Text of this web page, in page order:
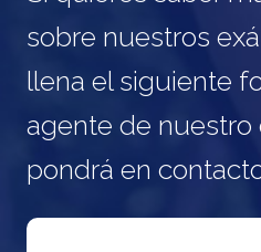
sobre nuestros
llena el siguiente
agente de nuestro
pondrá en